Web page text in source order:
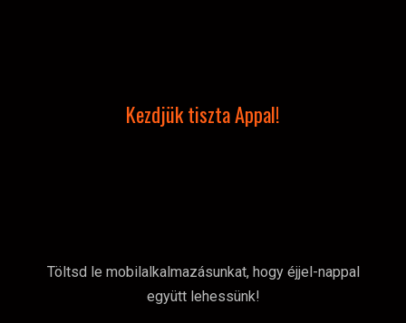
Kezdjük tiszta Appal!
Töltsd le mobilalkalmazásunkat, hogy éjjel-nappal
együtt lehessünk!